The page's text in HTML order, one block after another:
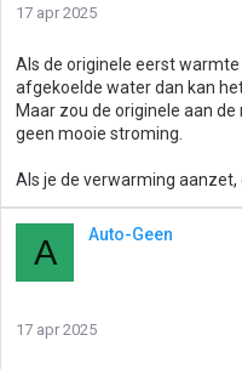
17 apr 2025
Als de originele eerst
afgekoelde water dan kan
Maar zou de originele aan
geen mooie stroming.
Als je de verwarming
A Auto-Geen
17 apr 2025